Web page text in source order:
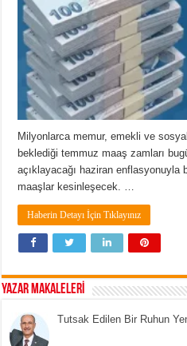
Milyonlarca memur, emekli ve
beklediği temmuz maaş zamları
açıklayacağı haziran enflasyonuyla
maaşlar kesinleşecek. …
Haberin Detayı İçin Tıklayınız
YAZAR MAKALELERİ
Tutsak Edilen Bir Ruhun